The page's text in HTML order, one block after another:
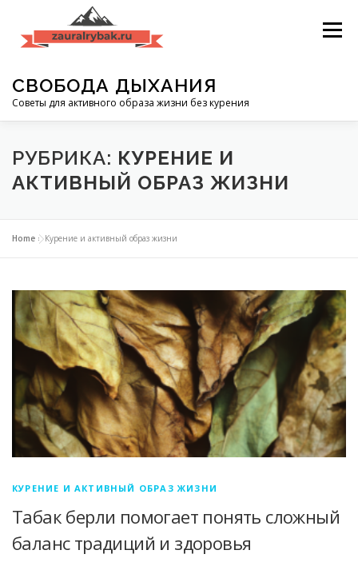
содержимому
СВОБОДА ДЫХАНИЯ
Советы для активного образа жизни без курения
Меню
АКТИВНЫЙ ОТДЫХ И ЗДОРОВЬЕ
РУБРИКА: КУРЕНИЕ И
АКТИВНЫЙ ОБРАЗ ЖИЗНИ
Home »Курение и активный образ жизни
КУРЕНИЕ И АКТИВНЫЙ ОБРАЗ ЖИЗНИ
Табак берли помогает понять сложный
баланс традиций и здоровья